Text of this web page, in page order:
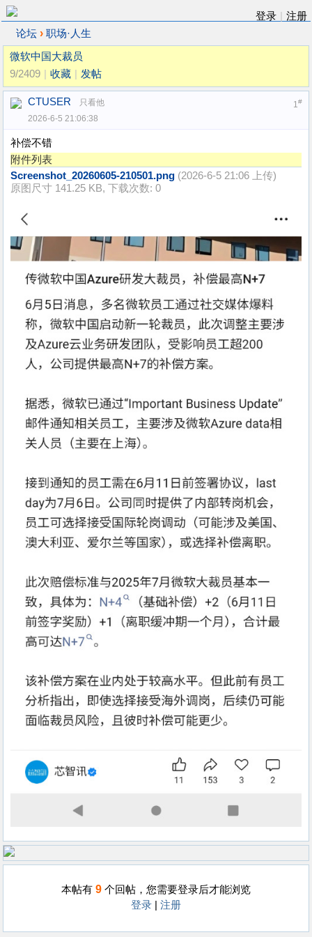
登录
注册
论坛 › 职场·人生
微软中国大裁员
9/2409
收藏 发帖
1#
CTUSER
只看他
2026-6-5 21:06:38
补偿不错
附件列表
Screenshot_20260605-210501.png (2026-6-5 21:06 上传)
原图尺寸 141.25 KB, 下载次数: 0
本帖有 9 个回帖，您需要登录后才能浏览
登录
注册